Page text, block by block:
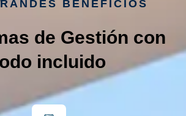
BENEFICIOS
de Gestión con
incluido